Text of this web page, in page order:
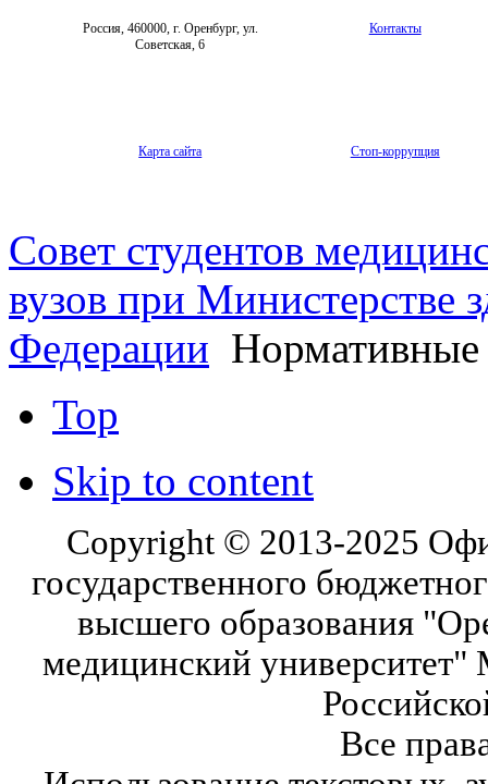
Россия, 460000, г. Оренбург, ул.
Советская, 6
Контакты
Карта сайта Стоп-коррупция
Совет студентов
вузов при Министерстве
Федерации
Top
Skip to content
Copyright © 2013-2025
государственного
высшего образования
медицинский университет"
Все